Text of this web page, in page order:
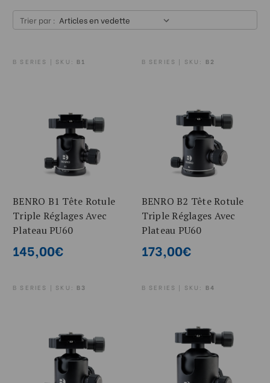
Trier par :
B SERIES | SKU: B1
BENRO B1 Tête Rotule
Triple Réglages Avec
Plateau PU60
145,00€
B SERIES | SKU: B2
BENRO B2 Tête Rotule
Triple Réglages Avec
Plateau PU60
173,00€
B SERIES | SKU: B3 B SERIES | SKU: B4